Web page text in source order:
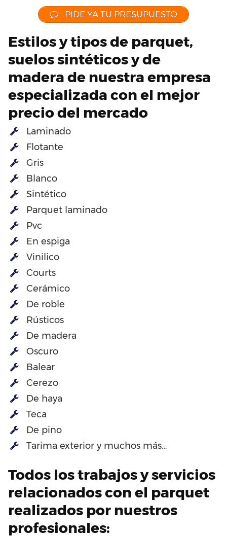
PIDE YA TU PRESUPUESTO
Estilos y tipos de parquet,
suelos sintéticos y de
madera de nuestra empresa
especializada con el mejor
precio del mercado
Laminado
Flotante
Gris
Blanco
Sintético
Parquet laminado
Pvc
En espiga
Vinilico
Courts
Cerámico
De roble
Rústicos
De madera
Oscuro
Balear
Cerezo
De haya
Teca
De pino
Tarima exterior y muchos más…
Todos los trabajos y servicios
relacionados con el parquet
realizados por nuestros
profesionales: